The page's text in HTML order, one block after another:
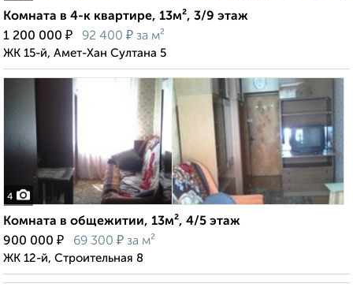
Комната в 4-к квартире, 13м², 3/9 этаж
1 200 000 ₽ 92 400 ₽ за м²
ЖК 15-й, Амет-Хан Султана 5
4
Комната в общежитии, 13м², 4/5 этаж
900 000 ₽ 69 300 ₽ за м²
ЖК 12-й, Строительная 8